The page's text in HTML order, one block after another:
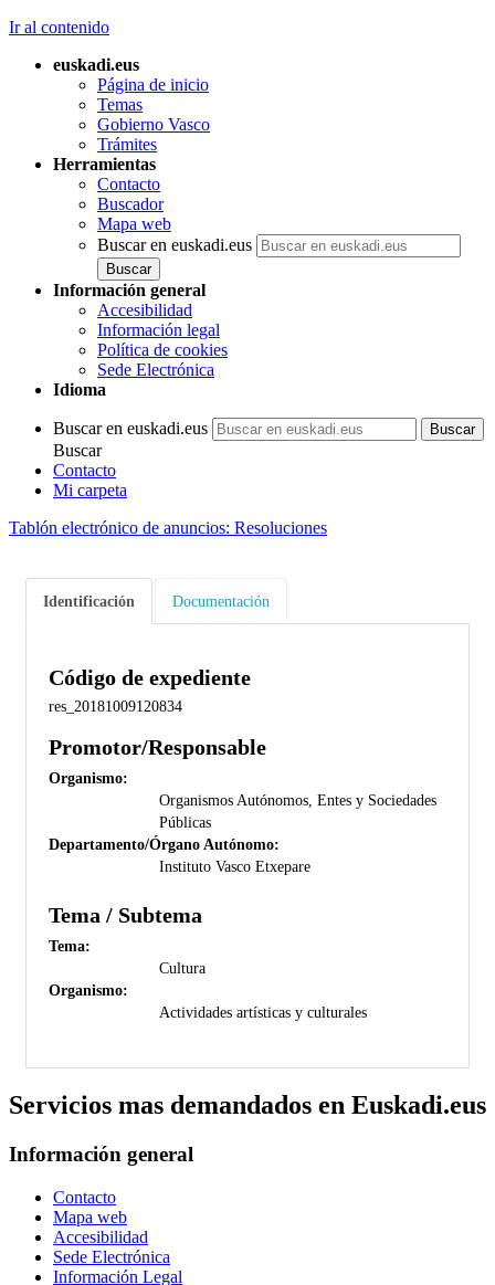
Ir al contenido
euskadi.eus
Página de inicio
Temas
Gobierno Vasco
Trámites
Herramientas
Contacto
Buscador
Mapa web
Buscar en euskadi.eus
Información general
Accesibilidad
Información legal
Política de cookies
Sede Electrónica
Idioma
Buscar en euskadi.eus
Buscar
Contacto
Mi carpeta
Tablón electrónico de anuncios: Resoluciones
Identificación Documentación
Código de expediente
res_20181009120834
Promotor/Responsable
Organismo:
Organismos Autónomos, Entes y Sociedades
Públicas
Departamento/Órgano Autónomo:
Instituto Vasco Etxepare
Tema / Subtema
Tema:
Cultura
Organismo:
Actividades artísticas y culturales
Servicios mas demandados en Euskadi.eus
Información general
Contacto
Mapa web
Accesibilidad
Sede Electrónica
Información Legal